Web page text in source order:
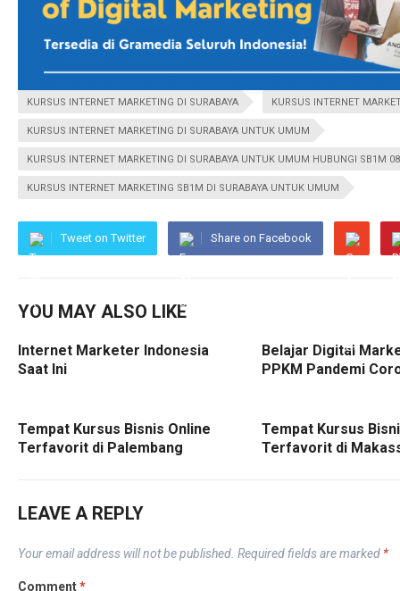
KURSUS INTERNET MARKETING DI SURABAYA KURSUS INTERNET
KURSUS INTERNET MARKETING DI SURABAYA UNTUK UMUM
KURSUS INTERNET MARKETING DI SURABAYA UNTUK UMUM HUBUNGI SB1M
KURSUS INTERNET MARKETING SB1M DI SURABAYA UNTUK UMUM
Tweet on Twitter Share on Facebook
YOU MAY ALSO LIKE
Internet Marketer Indonesia
Saat Ini
Belajar Digital
PPKM Pandemi
Tempat Kursus Bisnis Online
Terfavorit di Palembang
Tempat Kursus
Terfavorit di
LEAVE A REPLY
Your email address will not be published. Required fields are marked *
Comment*